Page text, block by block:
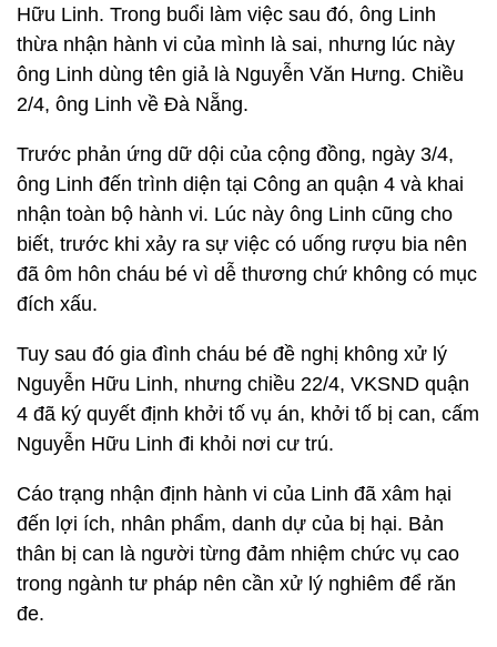
Hữu Linh. Trong buổi làm việc sau đó, ông Linh
thừa nhận hành vi của mình là sai, nhưng lúc này
ông Linh dùng tên giả là Nguyễn Văn Hưng. Chiều
2/4, ông Linh về Đà Nẵng.
Trước phản ứng dữ dội của cộng đồng, ngày 3/4,
ông Linh đến trình diện tại Công an quận 4 và khai
nhận toàn bộ hành vi. Lúc này ông Linh cũng cho
biết, trước khi xảy ra sự việc có uống rượu bia nên
đã ôm hôn cháu bé vì dễ thương chứ không có mục
đích xấu.
Tuy sau đó gia đình cháu bé đề nghị không xử lý
Nguyễn Hữu Linh, nhưng chiều 22/4, VKSND quận
4 đã ký quyết định khởi tố vụ án, khởi tố bị can, cấm
Nguyễn Hữu Linh đi khỏi nơi cư trú.
Cáo trạng nhận định hành vi của Linh đã xâm hại
đến lợi ích, nhân phẩm, danh dự của bị hại. Bản
thân bị can là người từng đảm nhiệm chức vụ cao
trong ngành tư pháp nên cần xử lý nghiêm để răn
đe.